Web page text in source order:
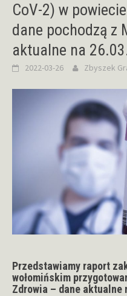
CoV-2) w
dane pochodzą z
aktualne na
2022-03-26 Zbyszek
Przedstawiamy raport
wołomińskim
Zdrowia – dane aktualne